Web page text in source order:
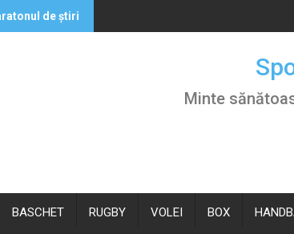
de știri
Minte
BASCHET RUGBY VOLEI BOX